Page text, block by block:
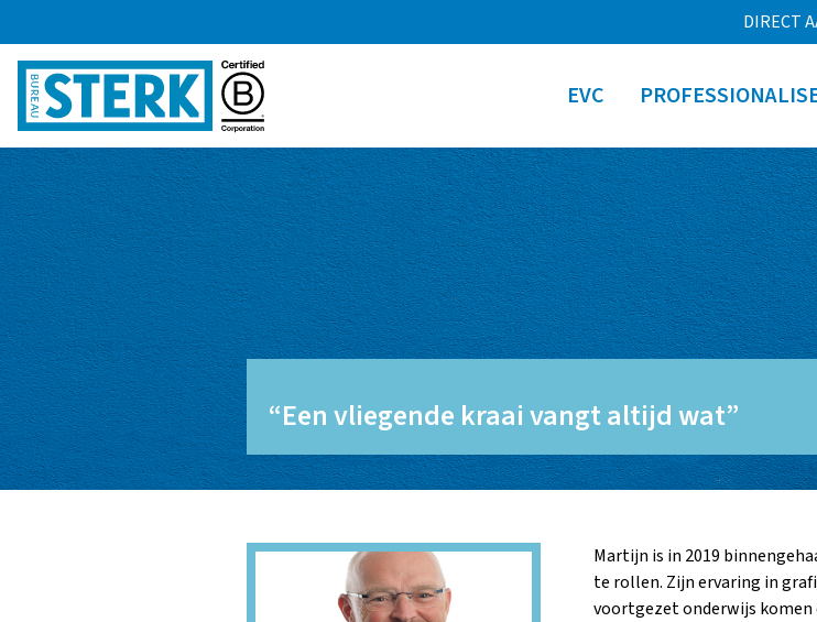
DIRECT
EVC
“Een vliegende kraai vangt altijd wat”
Martijn is in 2019
te rollen. Zijn ervaring in
voortgezet onderwijs komen